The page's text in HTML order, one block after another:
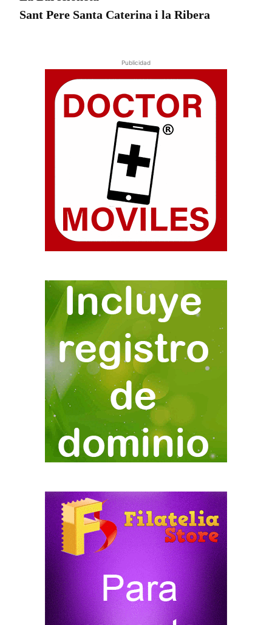
Sant Pere Santa Caterina i la Ribera
Publicidad